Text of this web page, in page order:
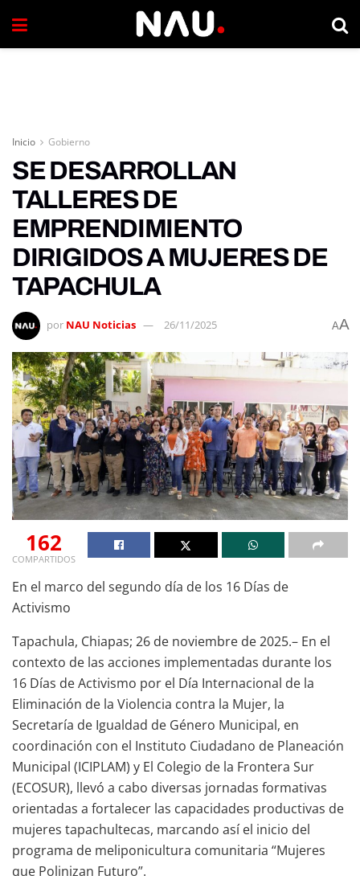
Inicio Gobierno
SE DESARROLLAN
TALLERES DE
EMPRENDIMIENTO
DIRIGIDOS A MUJERES DE
TAPACHULA
por NAU Noticias 26/11/2025 AA
162
COMPARTIDOS
En el marco del segundo día de los 16 Días de
Activismo
Tapachula, Chiapas; 26 de noviembre de 2025.– En el
contexto de las acciones implementadas durante los
16 Días de Activismo por el Día Internacional de la
Eliminación de la Violencia contra la Mujer, la
Secretaría de Igualdad de Género Municipal, en
coordinación con el Instituto Ciudadano de Planeación
Municipal (ICIPLAM) y El Colegio de la Frontera Sur
(ECOSUR), llevó a cabo diversas jornadas formativas
orientadas a fortalecer las capacidades productivas de
mujeres tapachultecas, marcando así el inicio del
programa de meliponicultura comunitaria “Mujeres
que Polinizan Futuro”.